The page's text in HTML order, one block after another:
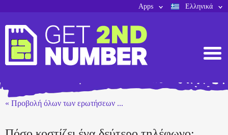
Ελληνικά
Apps
« Προβολή όλων των ερωτήσεων ...